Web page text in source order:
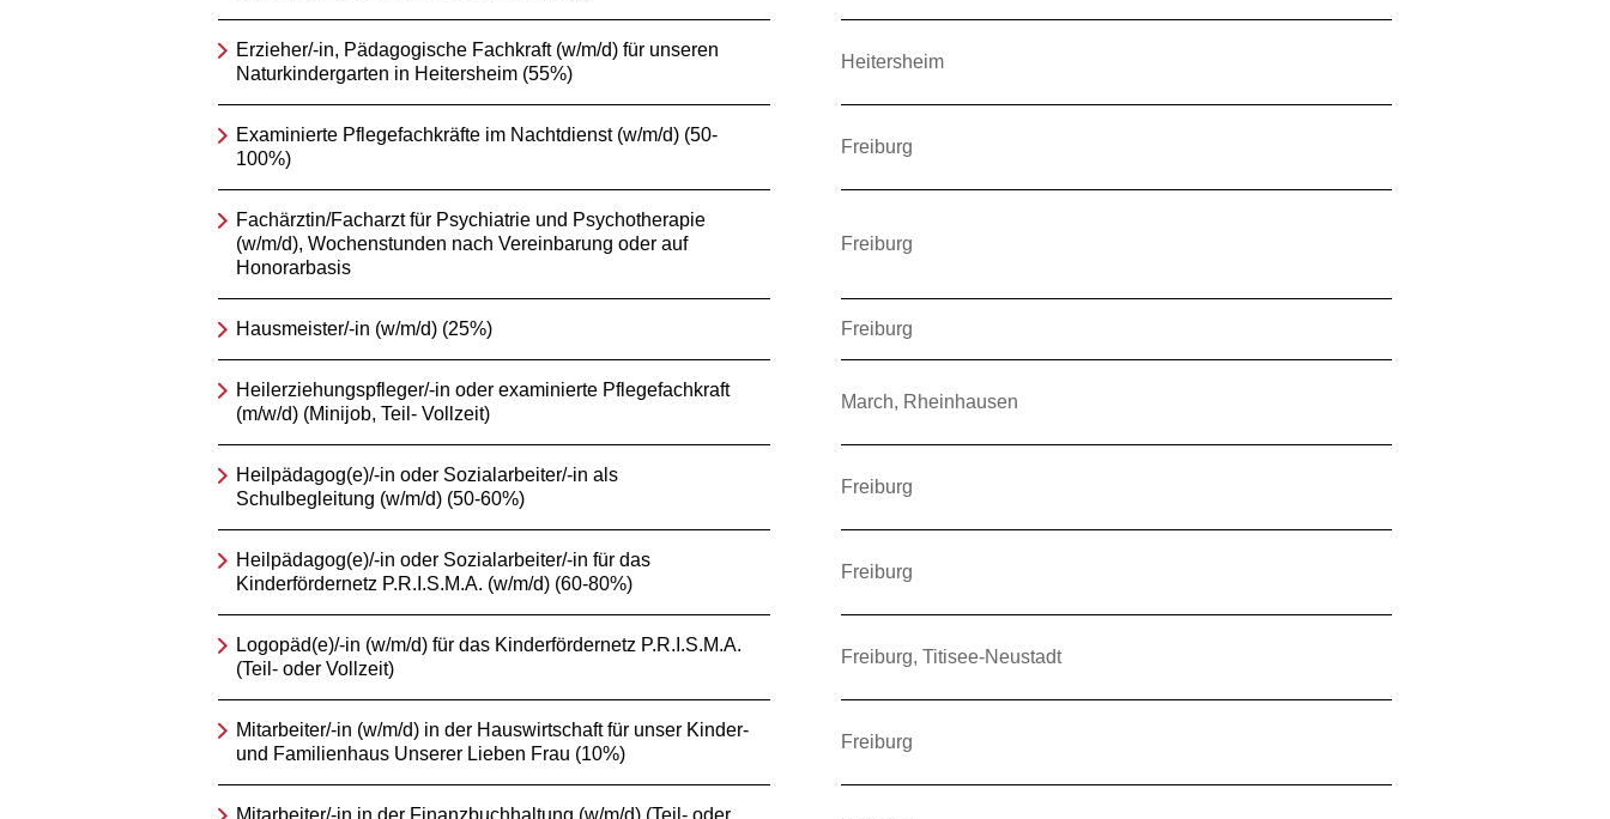
Erzieher/-in, Pädagogische Fachkraft (w/m/d) für unseren
Naturkindergarten in Heitersheim (55%)
Heitersheim
Examinierte Pflegefachkräfte im Nachtdienst (w/m/d) (50-
100%)
Freiburg
Fachärztin/Facharzt für Psychiatrie und Psychotherapie
(w/m/d), Wochenstunden nach Vereinbarung oder auf
Honorarbasis
Freiburg
Hausmeister/-in (w/m/d) (25%) Freiburg
Heilerziehungspfleger/-in oder examinierte Pflegefachkraft
(m/w/d) (Minijob, Teil- Vollzeit)
March, Rheinhausen
Heilpädagog(e)/-in oder Sozialarbeiter/-in als
Schulbegleitung (w/m/d) (50-60%)
Freiburg
Heilpädagog(e)/-in oder Sozialarbeiter/-in für das
Kinderfördernetz P.R.I.S.M.A. (w/m/d) (60-80%)
Freiburg
Logopäd(e)/-in (w/m/d) für das Kinderfördernetz P.R.I.S.M.A.
(Teil- oder Vollzeit)
Freiburg, Titisee-Neustadt
Mitarbeiter/-in (w/m/d) in der Hauswirtschaft für unser Kinder-
und Familienhaus Unserer Lieben Frau (10%)
Freiburg
Mitarbeiter/-in in der Finanzbuchhaltung (w/m/d) (Teil- oder